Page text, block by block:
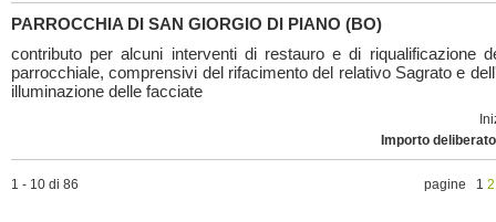
PARROCCHIA DI SAN GIORGIO DI PIANO (BO)
contributo per alcuni interventi di restauro e di riqualificazione
parrocchiale, comprensivi del rifacimento del relativo Sagrato e
illuminazione delle facciate
Importo
1 - 10 di 86 pagine 1 2